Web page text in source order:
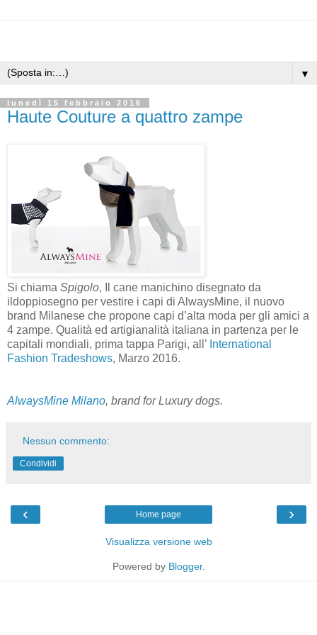
▼
lunedì 15 febbraio 2016
Haute Couture a quattro zampe
Si chiama Spigolo, Il cane manichino disegnato da
ildoppiosegno per vestire i capi di AlwaysMine, il nuovo
brand Milanese che propone capi d’alta moda per gli amici a
4 zampe. Qualità ed artigianalità italiana in partenza per le
capitali mondiali, prima tappa Parigi, all’ International
Fashion Tradeshows, Marzo 2016.
AlwaysMine Milano, brand for Luxury dogs.
Nessun commento:
Condividi
‹ ›
Home page
Visualizza versione web
Powered by Blogger.